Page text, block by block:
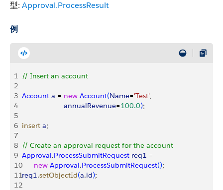
型: Approval.ProcessResult
例
1 // Insert an account
2
3 Account a = new Account(Name='Test',
4
                     annualRevenue
=100.0);
5
6 insert a;
7
8 // Create an approval request for the account
9 Approval.ProcessSubmitRequest req1 =
10
      new
Approval.ProcessSubmitRequest();
11req1.setObjectId(a.id);
12